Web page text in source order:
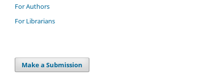
For Authors
For Librarians
Make a Submission